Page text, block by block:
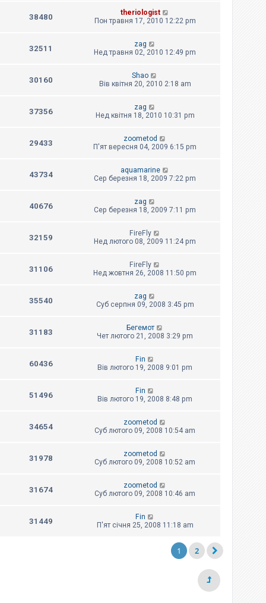
38480
theriologist
Пон травня 17, 2010 12:22 pm
32511
zag
Нед травня 02, 2010 12:49 pm
30160
Shao
Вів квітня 20, 2010 2:18 am
37356
zag
Нед квітня 18, 2010 10:31 pm
29433
zoometod
П'ят вересня 04, 2009 6:15 pm
43734
aquamarine
Сер березня 18, 2009 7:22 pm
40676
zag
Сер березня 18, 2009 7:11 pm
32159
FireFly
Нед лютого 08, 2009 11:24 pm
31106
FireFly
Нед жовтня 26, 2008 11:50 pm
35540
zag
Суб серпня 09, 2008 3:45 pm
31183
Бегемот
Чет лютого 21, 2008 3:29 pm
60436
Fin
Вів лютого 19, 2008 9:01 pm
51496
Fin
Вів лютого 19, 2008 8:48 pm
34654
zoometod
Суб лютого 09, 2008 10:54 am
31978
zoometod
Суб лютого 09, 2008 10:52 am
31674
zoometod
Суб лютого 09, 2008 10:46 am
31449
Fin
П'ят січня 25, 2008 11:18 am
1 2